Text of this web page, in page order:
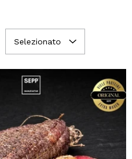
Selezionato